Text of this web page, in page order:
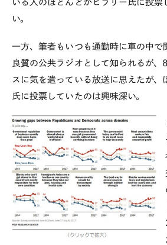
いる人のほとんどがヒラリー氏に投票
い。
一方、筆者もいつも通勤時に車の中で
良質の公共ラジオとして知られるが、
スに気を遣っている放送に思えたが、
氏に投票していたのは興味深い。